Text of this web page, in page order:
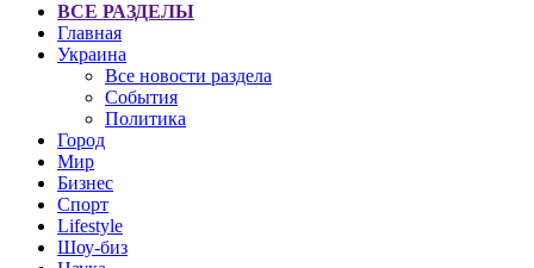
ВСЕ РАЗДЕЛЫ
Главная
Украина
Все новости раздела
События
Политика
Город
Мир
Бизнес
Спорт
Lifestyle
Шоу-биз